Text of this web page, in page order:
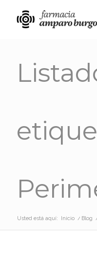
Usted está aquí: Inicio / Blog